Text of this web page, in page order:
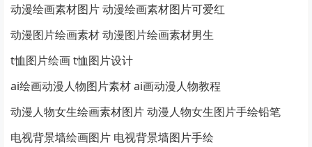
动漫绘画素材图片 动漫绘画素材图片可爱红
动漫图片绘画素材 动漫图片绘画素材男生
t恤图片绘画 t恤图片设计
ai绘画动漫人物图片素材 ai画动漫人物教程
动漫人物女生绘画素材图片 动漫人物女生图片手绘铅笔
电视背景墙绘画图片 电视背景墙图片手绘